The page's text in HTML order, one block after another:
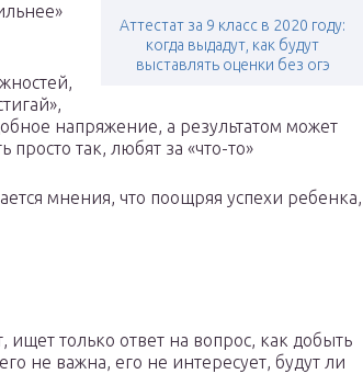
Аттестат за 9 класс в 2020 году:
когда выдадут, как будут
выставлять оценки без огэ
напряжение, а результатом может
так, любят за «что-то»
мнения, что поощряя успехи ребенка,
ищет только ответ на вопрос, как добыть
не важна, его не интересует, будут ли